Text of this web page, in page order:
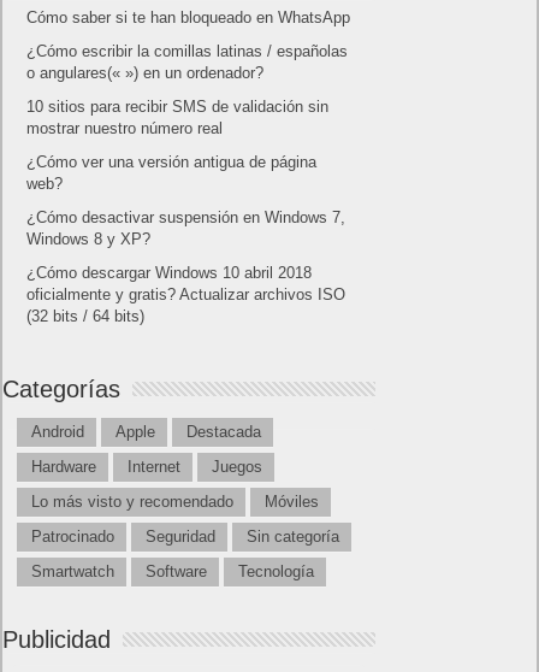
Cómo saber si te han bloqueado en WhatsApp
¿Cómo escribir la comillas latinas / españolas
o angulares(« ») en un ordenador?
10 sitios para recibir SMS de validación sin
mostrar nuestro número real
¿Cómo ver una versión antigua de página
web?
¿Cómo desactivar suspensión en Windows 7,
Windows 8 y XP?
¿Cómo descargar Windows 10 abril 2018
oficialmente y gratis? Actualizar archivos ISO
(32 bits / 64 bits)
Categorías
Android Apple
Destacada
Hardware
Internet
Juegos
Lo más visto y recomendado
Móviles
Patrocinado
Seguridad
Sin categoría
Smartwatch
Software Tecnología
Publicidad